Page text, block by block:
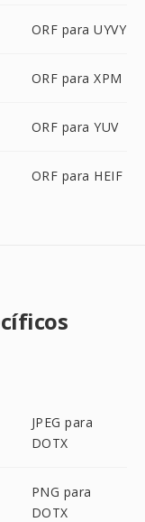
ORF para UYVY
ORF para XPM
ORF para YUV
ORF para HEIF
JPEG para
DOTX
PNG para
DOTX